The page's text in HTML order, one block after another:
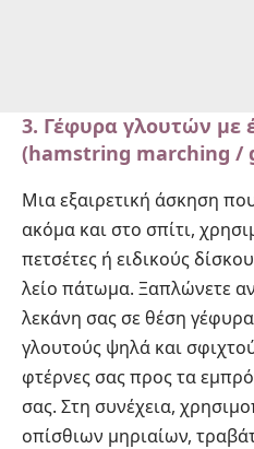
3. Γέφυρα γλουτών με
(hamstring marching /
Μια εξαιρετική άσκηση
ακόμα και στο σπίτι,
πετσέτες ή ειδικούς
λείο πάτωμα. Ξαπλώνετε
λεκάνη σας σε θέση
γλουτούς ψηλά και
φτέρνες σας προς τα
σας. Στη συνέχεια,
οπίσθιων μηριαίων,